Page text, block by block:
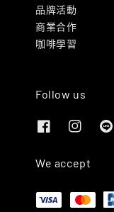
品牌活動
商業合作
咖啡學習
Follow us
We accept